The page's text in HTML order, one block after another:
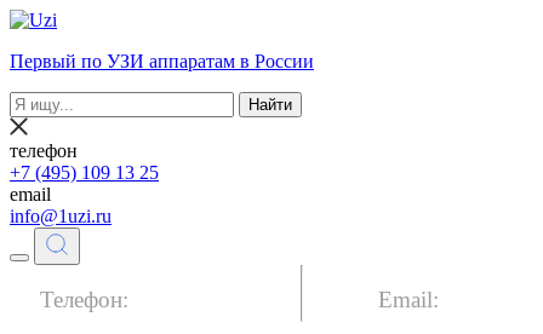
Первый по УЗИ аппаратам в России
Найти
телефон
+7 (495) 109 13 25
email
info@1uzi.ru
Телефон:
Email: